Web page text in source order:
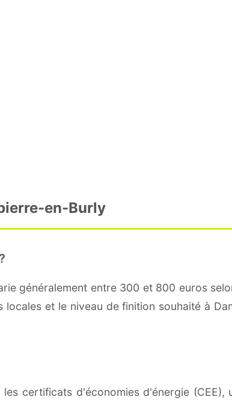
en-Burly
généralement entre 300 et 800 euros
et le niveau de finition souhaité à
les certificats d'économies d'énergie (CEE),